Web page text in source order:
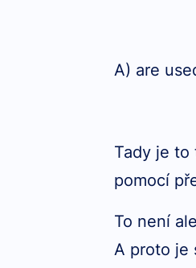
A) are
Tady je to
pomocí
To není
A proto je